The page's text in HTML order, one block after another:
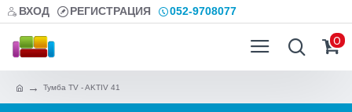
ВХОД РЕГИСТРАЦИЯ 052-9708077
0
Тумба TV - AKTIV 41